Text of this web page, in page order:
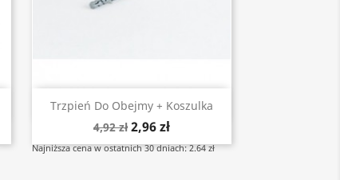
Trzpień Do Obejmy + Koszulka
4,92 zł 2,96 zł
Najniższa cena w ostatnich 30 dniach: 2.64 zł
 Szybki podgląd